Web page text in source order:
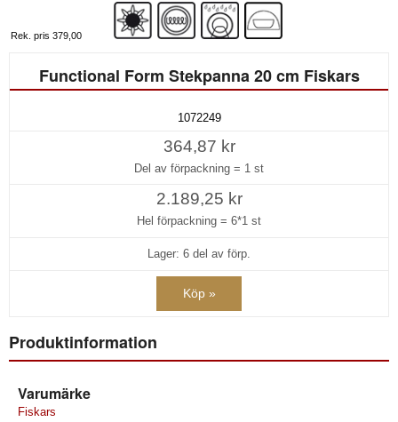
Rek. pris 379,00
Functional Form Stekpanna 20 cm Fiskars
1072249
364,87 kr
Del av förpackning = 1 st
2.189,25 kr
Hel förpackning = 6*1 st
Lager: 6 del av förp.
Köp »
Produktinformation
Varumärke
Fiskars